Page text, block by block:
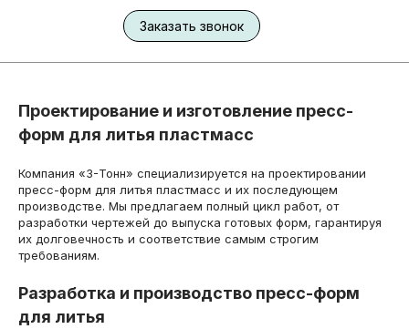
Заказать звонок
Проектирование и изготовление пресс-
форм для литья пластмасс
Компания «3-Тонн» специализируется на проектировании
пресс-форм для литья пластмасс и их последующем
производстве. Мы предлагаем полный цикл работ, от
разработки чертежей до выпуска готовых форм, гарантируя
их долговечность и соответствие самым строгим
требованиям.
Разработка и производство пресс-форм
для литья